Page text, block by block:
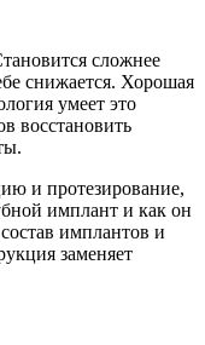
сложнее
снижается. Хорошая
умеет это
восстановить
и протезирование,
имплант и как он
имплантов и
заменяет